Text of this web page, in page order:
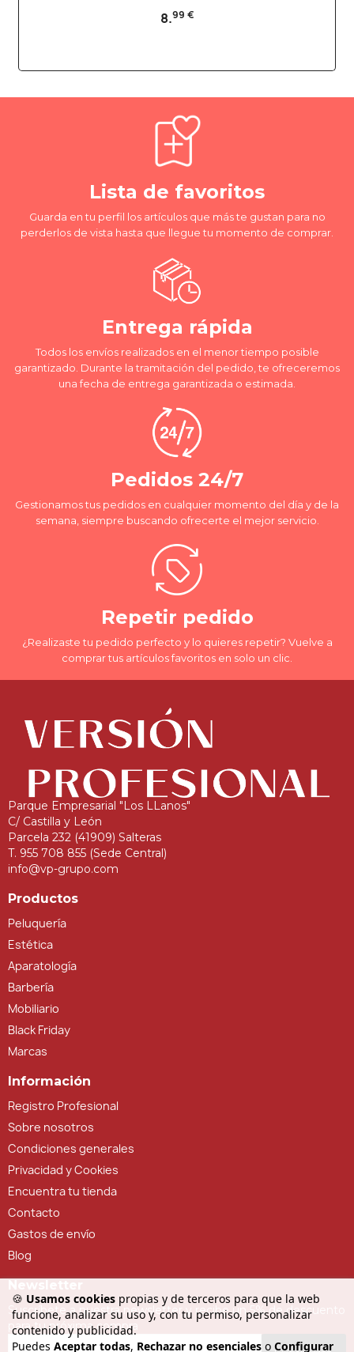
8.99 €
🍪 Usamos cookies propias y de terceros para que la web
funcione, analizar su uso y, con tu permiso, personalizar
contenido y publicidad.
Puedes Aceptar todas, Rechazar no esenciales o Configurar
Lista de favoritos
Guarda en tu perfil los artículos que más te gustan para no
perderlos de vista hasta que llegue tu momento de comprar.
Entrega rápida
Todos los envíos realizados en el menor tiempo posible
garantizado. Durante la tramitación del pedido, te ofreceremos
una fecha de entrega garantizada o estimada.
Pedidos 24/7
Gestionamos tus pedidos en cualquier momento del día y de la
semana, siempre buscando ofrecerte el mejor servicio.
Repetir pedido
¿Realizaste tu pedido perfecto y lo quieres repetir? Vuelve a
comprar tus artículos favoritos en solo un clic.
Parque Empresarial "Los LLanos"
C/ Castilla y León
Parcela 232 (41909) Salteras
T. 955 708 855 (Sede Central)
info@vp-grupo.com
Productos
Peluquería
Estética
Aparatología
Barbería
Mobiliario
Black Friday
Marcas
Información
Registro Profesional
Sobre nosotros
Condiciones generales
Privacidad y Cookies
Encuentra tu tienda
Contacto
Gastos de envío
Blog
Suscríbete a nuestra newsletter y recibe un 5% de descuento
para tu próxima compra